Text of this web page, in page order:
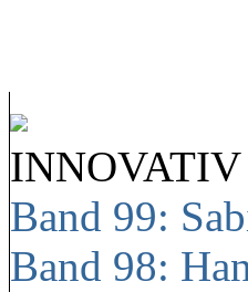
INNOVATIV
Band 99:
Band 98: